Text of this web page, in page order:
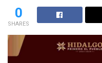
0
SHARES